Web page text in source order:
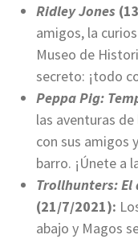
Ridley Jones
amigos, la
Museo de
secreto: ¡todo
Peppa Pig:
las aventuras
con sus amigos
barro. ¡Únete a
Trollhunters:
(21/7/2021):
abajo y Magos